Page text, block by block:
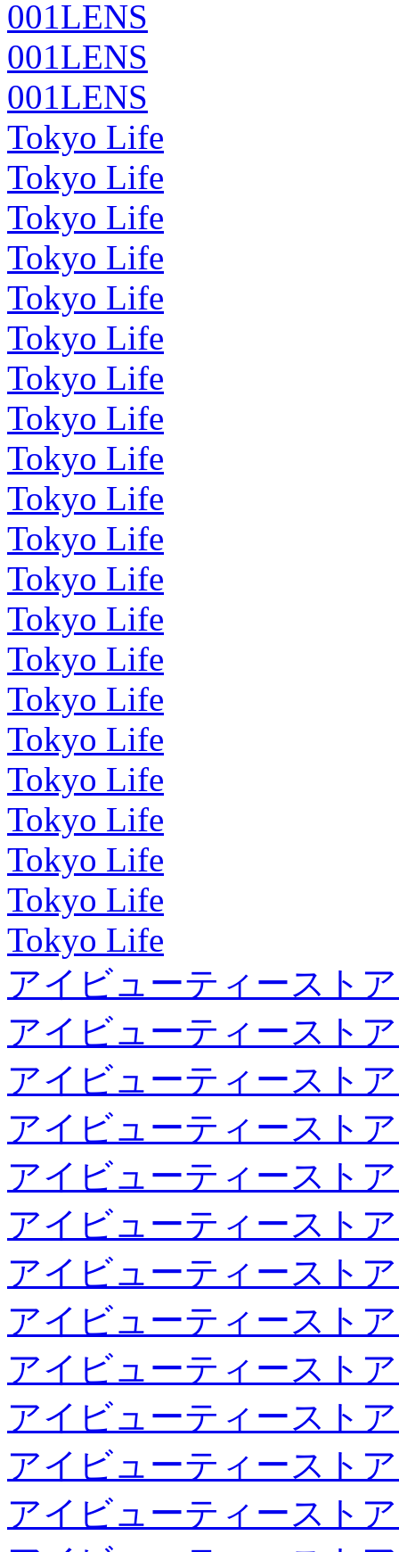
001LENS
001LENS
001LENS
Tokyo Life
Tokyo Life
Tokyo Life
Tokyo Life
Tokyo Life
Tokyo Life
Tokyo Life
Tokyo Life
Tokyo Life
Tokyo Life
Tokyo Life
Tokyo Life
Tokyo Life
Tokyo Life
Tokyo Life
Tokyo Life
Tokyo Life
Tokyo Life
Tokyo Life
Tokyo Life
Tokyo Life
アイビューティースト
アイビューティースト
アイビューティースト
アイビューティースト
アイビューティースト
アイビューティースト
アイビューティースト
アイビューティースト
アイビューティースト
アイビューティースト
アイビューティースト
アイビューティースト